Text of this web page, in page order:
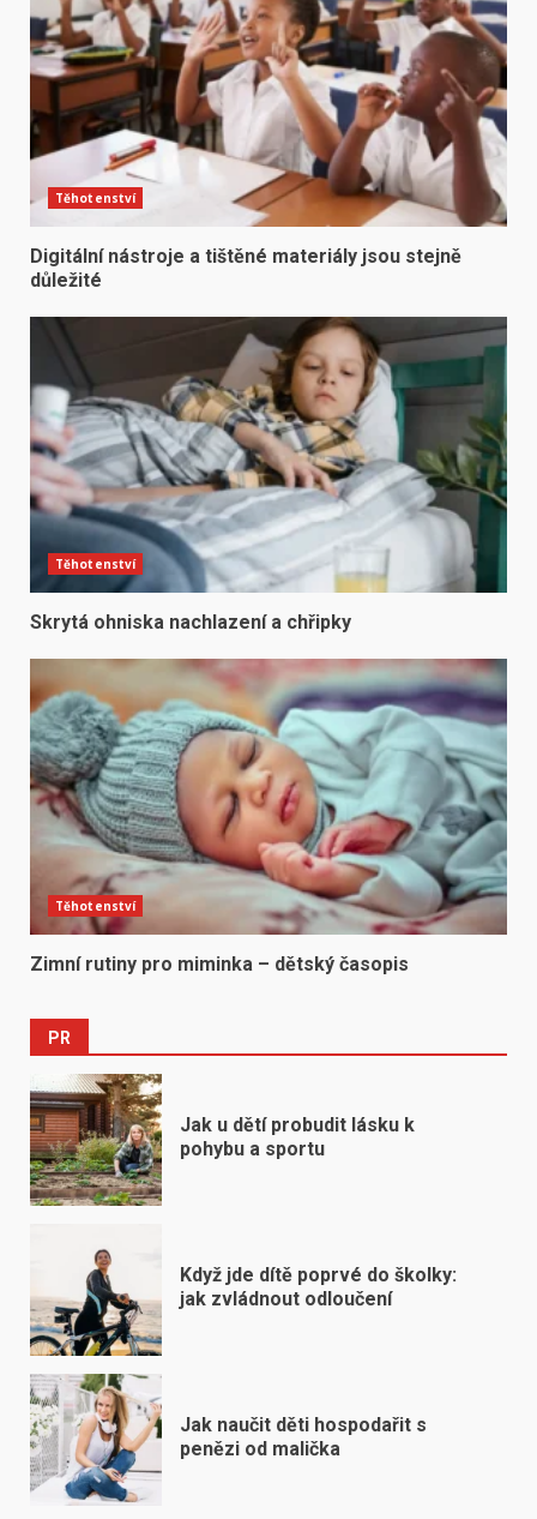
Těhotenství
Digitální nástroje a tištěné materiály jsou stejně
důležité
Těhotenství
Skrytá ohniska nachlazení a chřipky
Těhotenství
Zimní rutiny pro miminka – dětský časopis
PR
Jak u dětí probudit lásku k
pohybu a sportu
Když jde dítě poprvé do školky:
jak zvládnout odloučení
Jak naučit děti hospodařit s
penězi od malička